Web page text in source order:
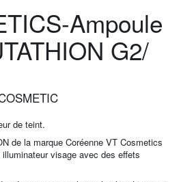
Ampoule
G2/
de teint.
de la marque Coréenne VT Cosmetics
visage avec des effets